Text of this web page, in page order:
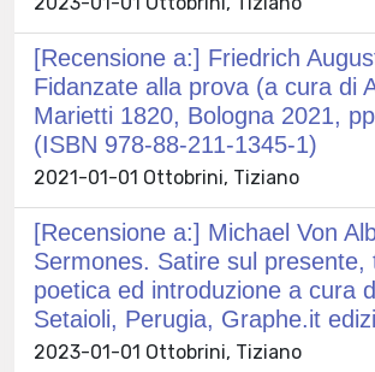
[Recensione a:] Friedrich
Fidanzate alla prova (a cura di
Marietti 1820, Bologna 2021,
(ISBN 978-88-211-1345-1)
2021-01-01 Ottobrini, Tiziano
[Recensione a:] Michael Von
Sermones. Satire sul presente,
poetica ed introduzione a cura
Setaioli, Perugia, Graphe.it
2023-01-01 Ottobrini, Tiziano